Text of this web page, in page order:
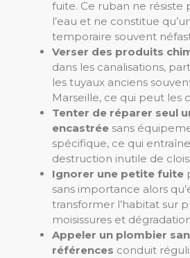
fuite. Ce ruban ne résiste
l’eau et ne constitue
temporaire souvent
Verser des produits
dans les canalisations,
les tuyaux anciens
Marseille, ce qui peut les
Tenter de réparer seul
encastrée sans
spécifique, ce qui
destruction inutile de
Ignorer une petite fuite
sans importance alors
transformer l’habitat sur
moisissures et
Appeler un plombier
références conduit